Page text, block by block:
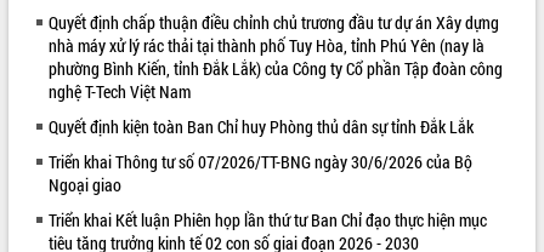
Hội nghị UBND tỉnh Đắk Lắk thường kỳ
tháng 7/2026
Lễ truy tặng danh hiệu “Bà Mẹ Việt
Nam Anh hùng” và trao Huân chương
Lao động
UBND tỉnh Đắk Lắk triển khai nhiệm
vụ 6 tháng cuối năm 2026
Kỳ họp thứ Hai, Hội đồng nhân dân
ALBUM ẢNH
Quyết định chấp thuận điều chỉnh chủ trương đầu tư dự án Xây dựng
nhà máy xử lý rác thải tại thành phố Tuy Hòa, tỉnh Phú Yên (nay là
phường Bình Kiến, tỉnh Đắk Lắk) của Công ty Cổ phần Tập đoàn công
nghệ T-Tech Việt Nam
Quyết định kiện toàn Ban Chỉ huy Phòng thủ dân sự tỉnh Đắk Lắk
Triển khai Thông tư số 07/2026/TT-BNG ngày 30/6/2026 của Bộ
Ngoại giao
Triển khai Kết luận Phiên họp lần thứ tư Ban Chỉ đạo thực hiện mục
tiêu tăng trưởng kinh tế 02 con số giai đoạn 2026 - 2030